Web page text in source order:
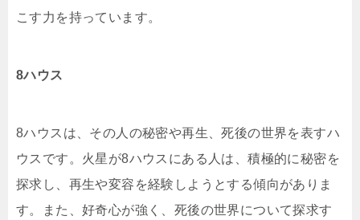
こす力を持っています。
8ハウス
8ハウスは、その人の秘密や再生、死後の世界を表すハ
ウスです。火星が8ハウスにある人は、積極的に秘密を
探求し、再生や変容を経験しようとする傾向がありま
す。また、好奇心が強く、死後の世界について探求す